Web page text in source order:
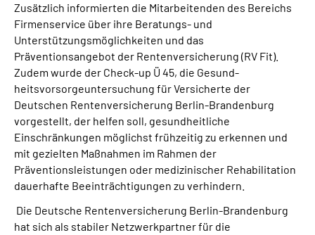
Zusätzlich informierten die Mitarbeitenden des Bereichs
Firmenservice über ihre Beratungs- und
Unterstützungsmöglichkeiten und das
Präventionsangebot der Rentenversicherung (RV Fit).
Zudem wurde der Check-up Ü 45, die Gesund­
heitsvorsorgeuntersuchung für Versicherte der
Deutschen Rentenversicherung Berlin-Brandenburg
vorgestellt, der helfen soll, gesundheitliche
Einschränkungen möglichst frühzeitig zu erkennen und
mit gezielten Maßnahmen im Rahmen der
Präventionsleistungen oder medizinischer Rehabilitation
dauerhafte Beeinträchti­gungen zu verhindern.
Die Deutsche Rentenversicherung Berlin-Brandenburg
hat sich als stabiler Netzwerkpartner für die